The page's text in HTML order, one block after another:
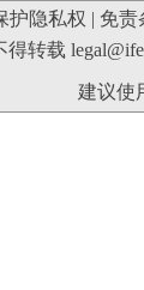
护隐私权 | 免责
得转载
建议使